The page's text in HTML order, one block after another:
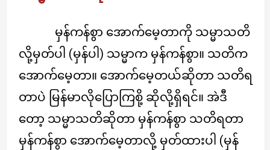
မှန်ကန်စွာ အောက်မေ့တာကို သမ္မာသတိ
လို့မှတ်ပါ (မှန်ပါ) သမ္မာက မှန်ကန်စွာ။ သတိက
အောက်မေ့တာ။ အောက်မေ့တယ်ဆိုတာ သတိရ
တာပဲ မြန်မာလိုပြောကြစို့ ဆိုလို့ရှိရင်။ အဲဒီ
တော့ သမ္မာသတိဆိုတာ မှန်ကန်စွာ သတိရတာ
မှန်ကန်စွာ အောက်မေ့တာလို့ မှတ်ထားပါ (မှန်